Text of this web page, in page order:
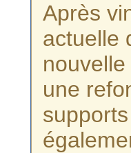
Après
actuelle
une